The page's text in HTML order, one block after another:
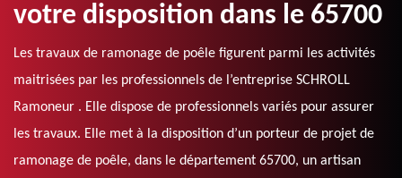
votre disposition dans le 65700
Les travaux de ramonage de poêle figurent parmi les activités
maitrisées par les professionnels de l’entreprise SCHROLL
Ramoneur . Elle dispose de professionnels variés pour assurer
les travaux. Elle met à la disposition d’un porteur de projet de
ramonage de poêle, dans le département 65700, un artisan